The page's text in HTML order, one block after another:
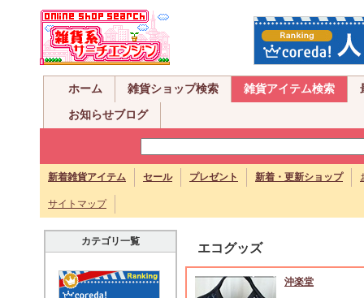
ホーム 雑貨ショップ検索 雑貨アイテム検索
お知らせブログ
新着雑貨アイテム セール プレゼント 新着・更新ショップ
サイトマップ
カテゴリ一覧 エコグッズ
沖楽堂